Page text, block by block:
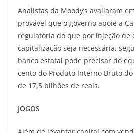
Analistas da Moody’s avaliaram
provável que o governo apoie a
regulatória do que por injeção de
capitalização seja necessária,
banco estatal pode precisar do
cento do Produto Interno Bruto
de 17,5 bilhões de reais.
JOGOS